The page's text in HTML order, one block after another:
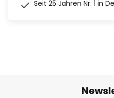
Seit 25 Jahren Nr. 1 in